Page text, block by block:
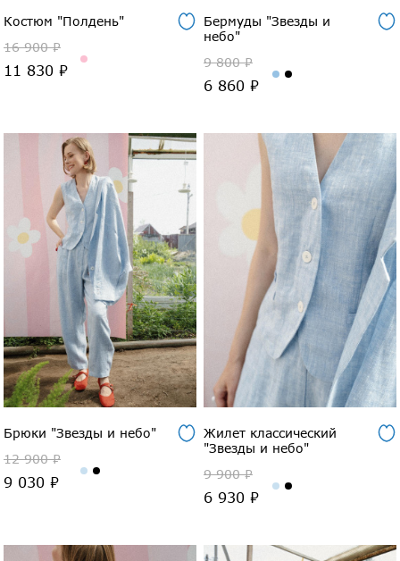
Костюм "Полдень"
16 900 ₽
11 830 ₽
Бермуды "Звезды и
небо"
9 800 ₽
6 860 ₽
Брюки "Звезды и небо"
12 900 ₽
9 030 ₽
Жилет классический
"Звезды и небо"
9 900 ₽
6 930 ₽